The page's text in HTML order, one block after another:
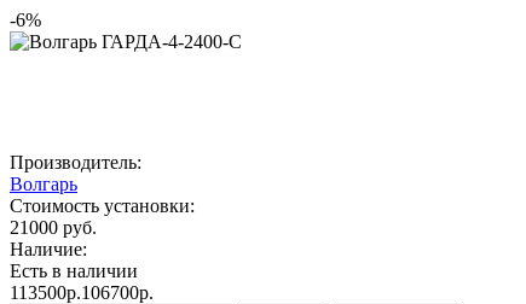
-6%
Производитель:
Волгарь
Стоимость установки:
21000 руб.
Наличие:
Есть в наличии
113500р.106700р.